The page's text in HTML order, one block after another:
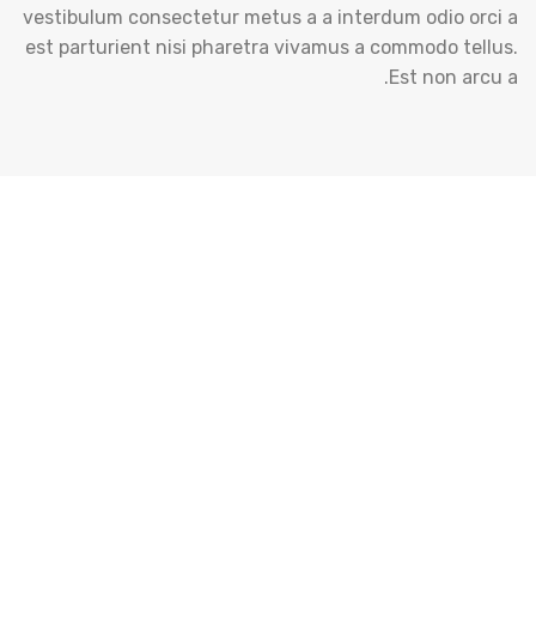
vestibulum consectetur metus a a interdum odio orci a
est parturient nisi pharetra vivamus a commodo tellus.
Est non arcu a.